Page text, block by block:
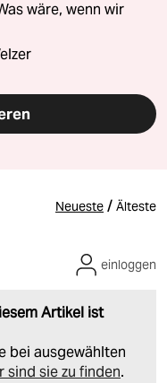
wäre, wenn wir
Neueste / Älteste
Artikel ist
bei ausgewählten
sind sie zu finden.
einloggen